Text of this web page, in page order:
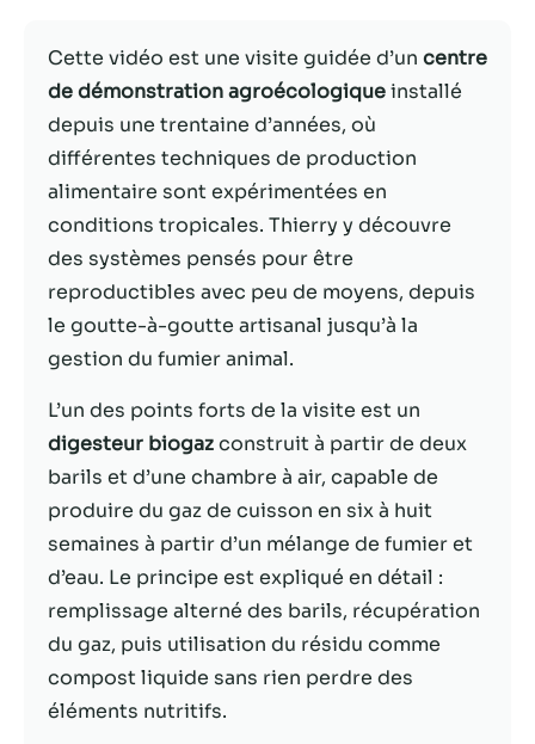
Cette vidéo est une visite guidée d’un centre
de démonstration agroécologiqueinstallé
depuis une trentaine d’années, où
différentes techniques de production
alimentaire sont expérimentées en
conditions tropicales. Thierry y découvre
des systèmes pensés pour être
reproductibles avec peu de moyens, depuis
le goutte-à-goutte artisanal jusqu’à la
gestion du fumier animal.
L’un des points forts de la visite est un
digesteur biogazconstruit à partir de deux
barils et d’une chambre à air, capable de
produire du gaz de cuisson en six à huit
semaines à partir d’un mélange de fumier et
d’eau. Le principe est expliqué en détail :
remplissage alterné des barils, récupération
du gaz, puis utilisation du résidu comme
compost liquide sans rien perdre des
éléments nutritifs.
Nécessaire
Ces cookies ne
sont pas
facultatifs. Ils
du site Web.
Statistiques
puissions
améliorer la
fonctionnalité
et la structure
du site Web,
en fonction